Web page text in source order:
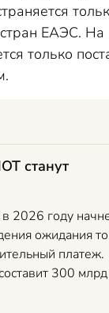
ЕАЭС. На
только
станут
2026 году
ожидания
платеж.
300